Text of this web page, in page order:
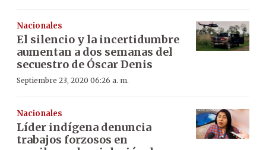
Nacionales
El silencio y la incertidumbre
aumentan a dos semanas del
secuestro de Óscar Denis
Septiembre 23, 2020 06:26 a. m.
Nacionales
Líder indígena denuncia
trabajos forzosos en